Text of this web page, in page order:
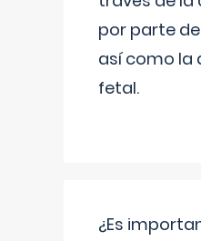
por parte
así como la
fetal.
¿Es